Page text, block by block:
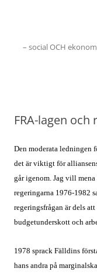
– social OCH
FRA-lagen
Den moderata ledningen
det är viktigt för
går igenom. Jag vill
regeringarna 1976-1982
regeringsfrågan är dels
budgetunderskott och
1978 sprack Fälldins
hans andra på